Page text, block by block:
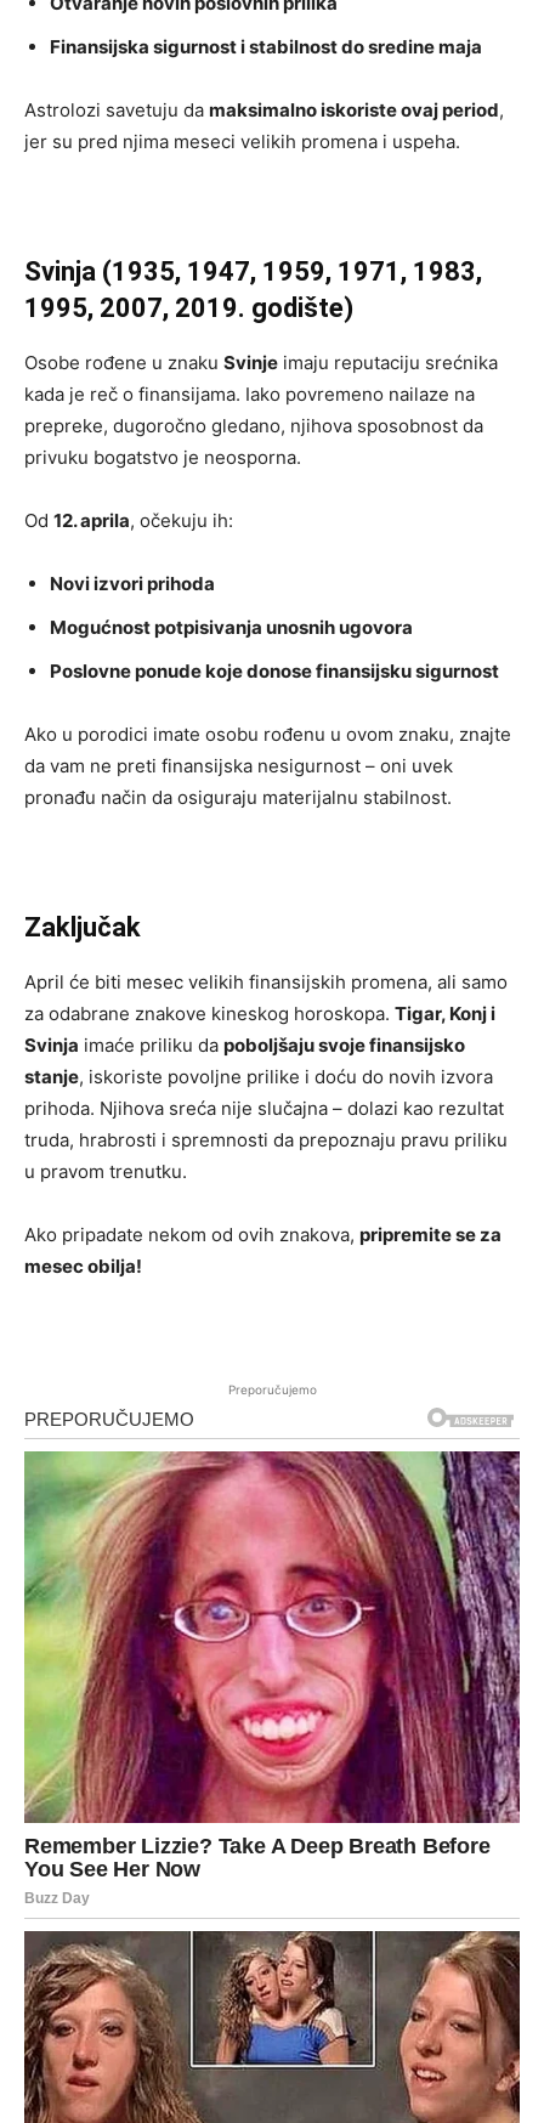
Finansijska sigurnost i stabilnost do sredine maja
Astrolozi savetuju da maksimalno iskoriste ovaj period,
jer su pred njima meseci velikih promena i uspeha.
Svinja (1935, 1947, 1959, 1971, 1983,
1995, 2007, 2019. godište)
Osobe rođene u znaku Svinje imaju reputaciju srećnika
kada je reč o finansijama. Iako povremeno nailaze na
prepreke, dugoročno gledano, njihova sposobnost da
privuku bogatstvo je neosporna.
Od 12. aprila, očekuju ih:
Novi izvori prihoda
Mogućnost potpisivanja unosnih ugovora
Poslovne ponude koje donose finansijsku sigurnost
Ako u porodici imate osobu rođenu u ovom znaku, znajte
da vam ne preti finansijska nesigurnost – oni uvek
pronađu način da osiguraju materijalnu stabilnost.
Zaključak
April će biti mesec velikih finansijskih promena, ali samo
za odabrane znakove kineskog horoskopa. Tigar, Konj i
Svinja imaće priliku da poboljšaju svoje finansijsko
stanje, iskoriste povoljne prilike i doću do novih izvora
prihoda. Njihova sreća nije slučajna – dolazi kao rezultat
truda, hrabrosti i spremnosti da prepoznaju pravu priliku
u pravom trenutku.
Ako pripadate nekom od ovih znakova, pripremite se za
mesec obilja!
Preporučujemo